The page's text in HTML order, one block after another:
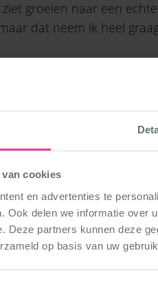
cookies
en advertenties te
Ook delen we informatie over
Deze partners kunnen deze
op basis van uw
groeien naar een
dat neem ik heel
uit je les
maar deze is me
altijd bijgebleven.
dat een leerling (3
aan”. Ik zag een
ik nog net “O..” uit mijn
en ik heb een blote